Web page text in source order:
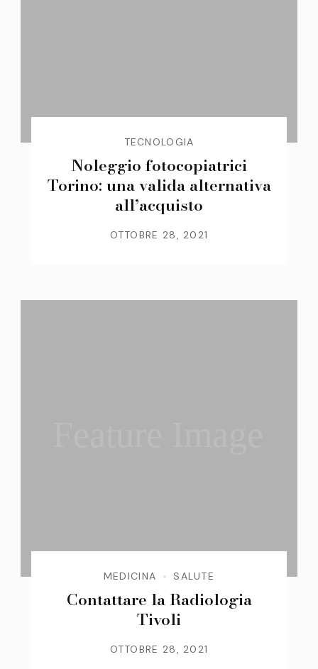
TECNOLOGIA
Noleggio fotocopiatrici
Torino: una valida alternativa
all’acquisto
OTTOBRE 28, 2021
MEDICINA SALUTE
Contattare la Radiologia
Tivoli
OTTOBRE 28, 2021